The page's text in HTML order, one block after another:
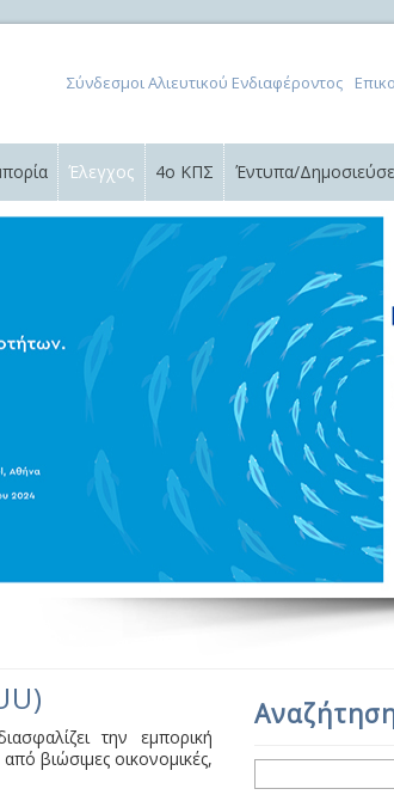
Σύνδεσμοι Αλιευτικού Ενδιαφέροντος
Έλεγχος 4ο ΚΠΣ Έντυπα/
την εμπορική
βιώσιμες οικονομικές,
Αναζήτηση